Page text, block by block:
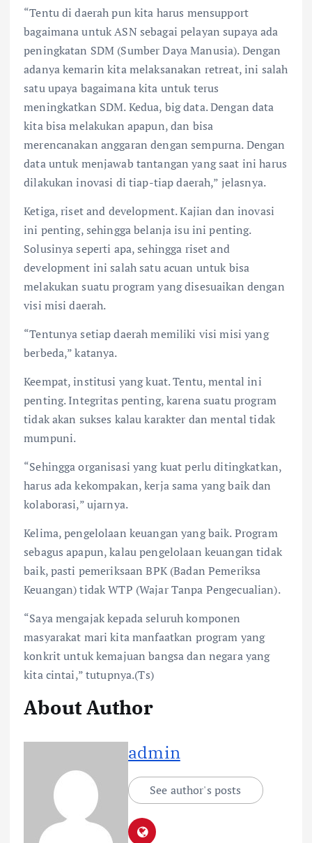
“Tentu di daerah pun kita harus mensupport
bagaimana untuk ASN sebagai pelayan supaya ada
peningkatan SDM (Sumber Daya Manusia). Dengan
adanya kemarin kita melaksanakan retreat, ini salah
satu upaya bagaimana kita untuk terus
meningkatkan SDM. Kedua, big data. Dengan data
kita bisa melakukan apapun, dan bisa
merencanakan anggaran dengan sempurna. Dengan
data untuk menjawab tantangan yang saat ini harus
dilakukan inovasi di tiap-tiap daerah,” jelasnya.
Ketiga, riset and development. Kajian dan inovasi
ini penting, sehingga belanja isu ini penting.
Solusinya seperti apa, sehingga riset and
development ini salah satu acuan untuk bisa
melakukan suatu program yang disesuaikan dengan
visi misi daerah.
“Tentunya setiap daerah memiliki visi misi yang
berbeda,” katanya.
Keempat, institusi yang kuat. Tentu, mental ini
penting. Integritas penting, karena suatu program
tidak akan sukses kalau karakter dan mental tidak
mumpuni.
“Sehingga organisasi yang kuat perlu ditingkatkan,
harus ada kekompakan, kerja sama yang baik dan
kolaborasi,” ujarnya.
Kelima, pengelolaan keuangan yang baik. Program
sebagus apapun, kalau pengelolaan keuangan tidak
baik, pasti pemeriksaan BPK (Badan Pemeriksa
Keuangan) tidak WTP (Wajar Tanpa Pengecualian).
“Saya mengajak kepada seluruh komponen
masyarakat mari kita manfaatkan program yang
konkrit untuk kemajuan bangsa dan negara yang
kita cintai,” tutupnya.(Ts)
About Author
admin
See author's posts